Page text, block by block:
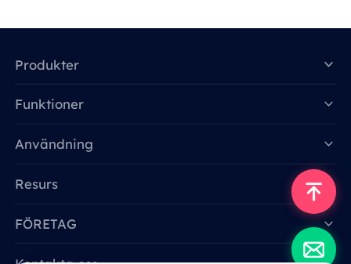
Produkter
Funktioner
Användning
Resurs
FÖRETAG